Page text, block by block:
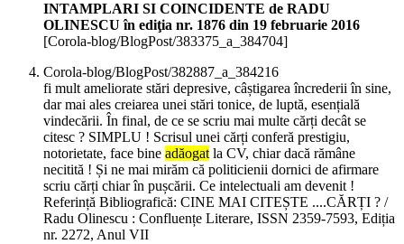
INTAMPLARI SI COINCIDENTE de RADU
OLINESCU în ediţia nr. 1876 din 19 februarie 2016
[Corola-blog/BlogPost/383375_a_384704]
Corola-blog/BlogPost/382887_a_384216
fi mult ameliorate stări depresive, câștigarea încrederii în sine,
dar mai ales creiarea unei stări tonice, de luptă, esențială
vindecării. În final, de ce se scriu mai multe cărți decât se
citesc ? SIMPLU ! Scrisul unei cărți conferă prestigiu,
notorietate, face bine adăogatla CV, chiar dacă rămâne
necitită ! Și ne mai mirăm că politicienii dornici de afirmare
scriu cărți chiar în pușcării. Ce intelectuali am devenit !
Referință Bibliografică: CINE MAI CITEȘTE ....CĂRȚI ? /
Radu Olinescu : Confluențe Literare, ISSN 2359-7593, Ediția
nr. 2272, Anul VII